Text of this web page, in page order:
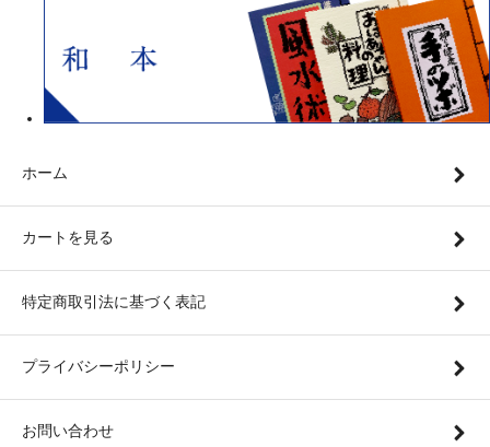
ホーム
カートを見る
特定商取引法に基づく表記
プライバシーポリシー
お問い合わせ